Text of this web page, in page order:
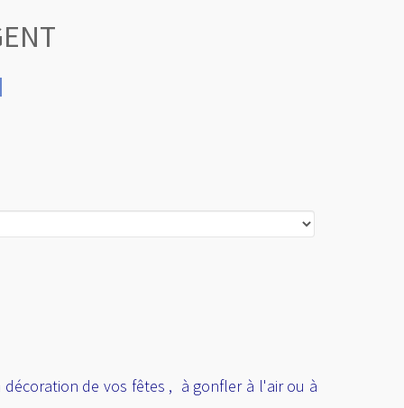
de vos fêtes , à gonfler à l'air ou à